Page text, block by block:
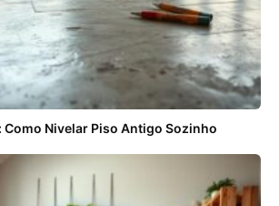
Como Nivelar Piso Antigo Sozinho